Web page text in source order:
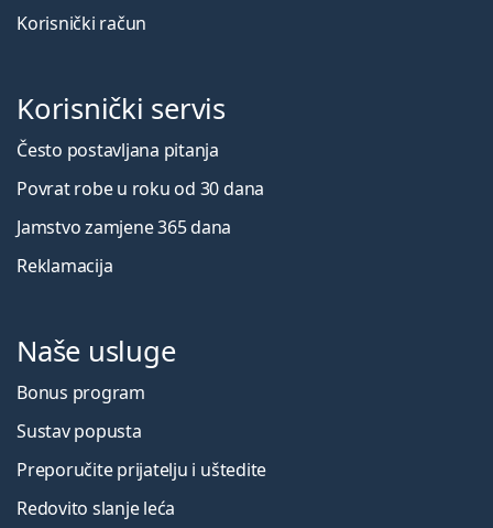
Korisnički račun
Korisnički servis
Često postavljana pitanja
Povrat robe u roku od 30 dana
Jamstvo zamjene 365 dana
Reklamacija
Naše usluge
Bonus program
Sustav popusta
Preporučite prijatelju i uštedite
Redovito slanje leća